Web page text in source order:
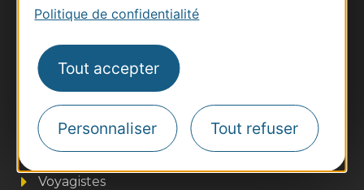
Politique de confidentialité
Tout accepter
Personnaliser Tout refuser
Thermalisme
Business/Mice
Pros d'Occitanie
Voyagistes